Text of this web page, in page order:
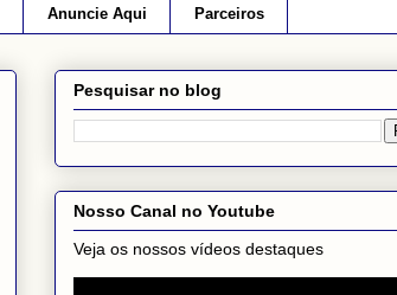
Anuncie Aqui Parceiros
Pesquisar no blog
Nosso Canal no Youtube
Veja os nossos vídeos destaques